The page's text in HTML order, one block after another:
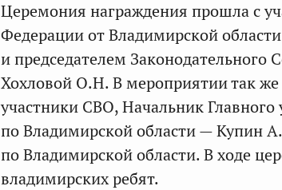
Церемония награждения прошла с
Федерации от Владимирской
и председателем Законодательного
Хохловой О.Н. В мероприятии так же
участники СВО, Начальник
по Владимирской области — Купин
по Владимирской области. В ходе
владимирских ребят.